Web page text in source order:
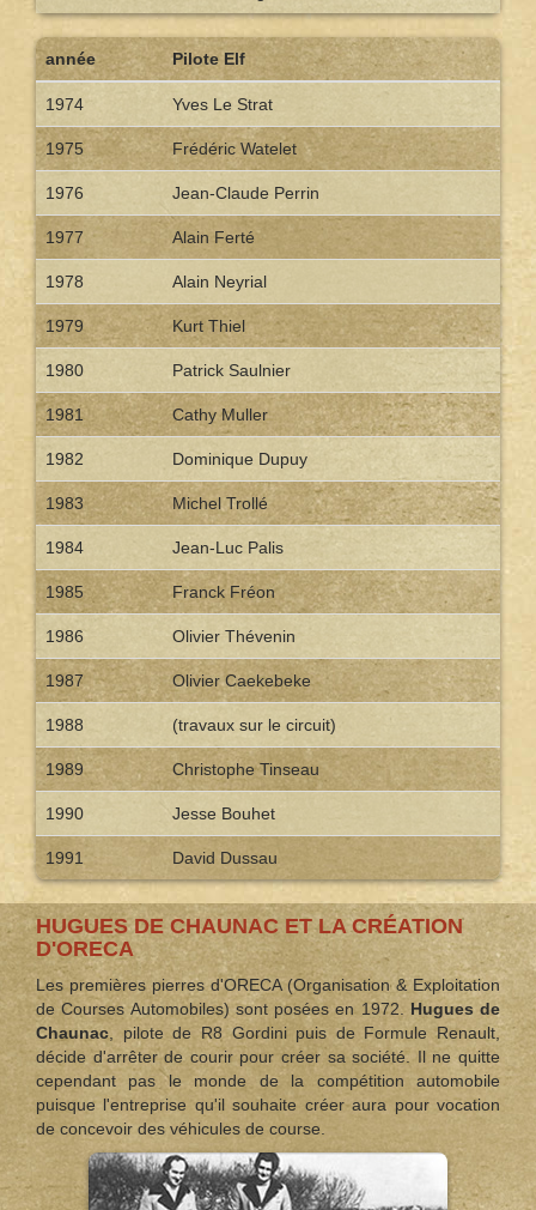
année Pilote Elf
1974 Yves Le Strat
1975 Frédéric Watelet
1976 Jean-Claude Perrin
1977 Alain Ferté
1978 Alain Neyrial
1979 Kurt Thiel
1980 Patrick Saulnier
1981 Cathy Muller
1982 Dominique Dupuy
1983 Michel Trollé
1984 Jean-Luc Palis
1985 Franck Fréon
1986 Olivier Thévenin
1987 Olivier Caekebeke
1988 (travaux sur le circuit)
1989 Christophe Tinseau
1990 Jesse Bouhet
1991 David Dussau
HUGUES DE CHAUNAC ET LA CRÉATION
D'ORECA
Les premières pierres d'ORECA (Organisation & Exploitation
de Courses Automobiles) sont posées en 1972. Hugues de
Chaunac , pilote de R8 Gordini puis de Formule Renault,
décide d'arrêter de courir pour créer sa société. Il ne quitte
cependant pas le monde de la compétition automobile
puisque l'entreprise qu'il souhaite créer aura pour vocation
de concevoir des véhicules de course.